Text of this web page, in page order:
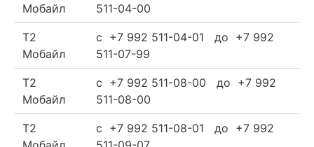
Мобайл
511-04-00
Т2
Мобайл
c +7 992 511-04-01 до +7 992
511-07-99
Т2
Мобайл
c +7 992 511-08-00 до +7 992
511-08-00
Т2
c +7 992 511-08-01 до +7 992